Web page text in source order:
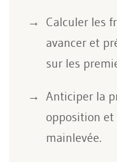
Calculer les
avancer et
sur les
Anticiper la
opposition et
mainlevée.